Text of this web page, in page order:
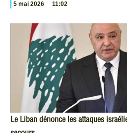
5 mai 2026 11:02
Le Liban dénonce les attaques